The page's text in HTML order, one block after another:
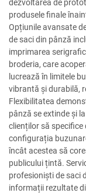
dezvoltarea de
produsele finale
Opțiunile avansate
de saci din pânză
imprimarea
broderia, care
lucrează în limitele
vibrantă și durabilă,
Flexibilitatea
pânză se extinde și
clienților să specifice
configurația
încât acestea să
publicului țintă.
profesioniști de saci
informații rezultate